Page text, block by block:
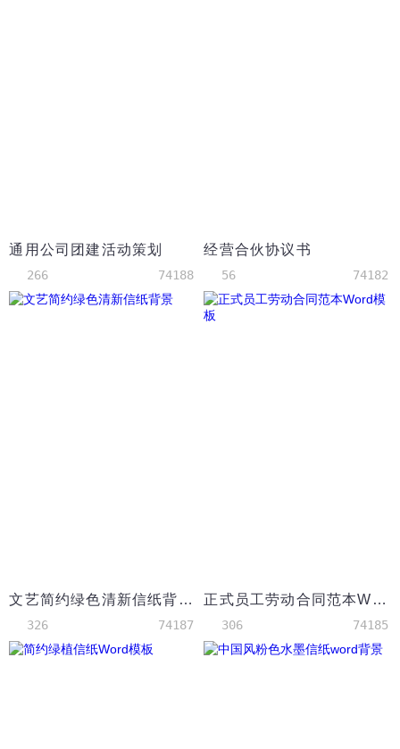
通用公司团建活动策划
266 74188
经营合伙协议书
56 74182
文艺简约绿色清新信纸背景
326 74187
正式员工劳动合同范本Word模板
306 74185